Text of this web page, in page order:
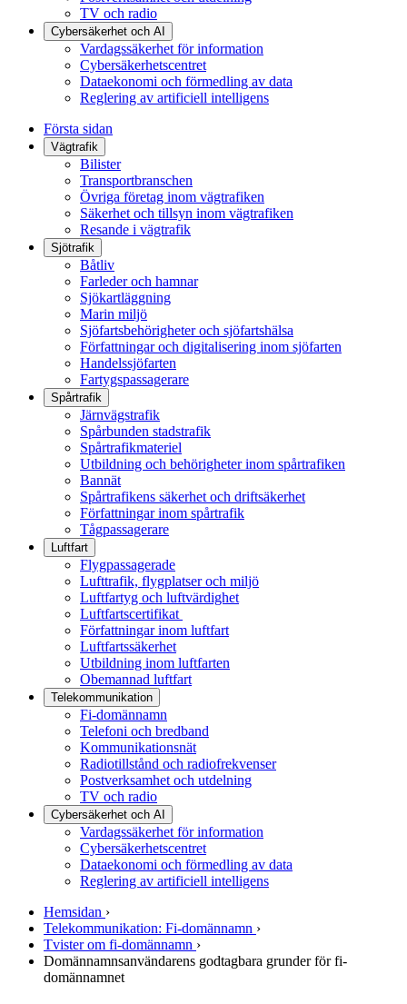
TV och radio
Cybersäkerhet och AI
Vardagssäkerhet för information
Cybersäkerhetscentret
Dataekonomi och förmedling av data
Reglering av artificiell intelligens
Första sidan
Vägtrafik
Bilister
Transportbranschen
Övriga företag inom vägtrafiken
Säkerhet och tillsyn inom vägtrafiken
Resande i vägtrafik
Sjötrafik
Båtliv
Farleder och hamnar
Sjökartläggning
Marin miljö
Sjöfartsbehörigheter och sjöfartshälsa
Författningar och digitalisering inom sjöfarten
Handelssjöfarten
Fartygspassagerare
Spårtrafik
Järnvägstrafik
Spårbunden stadstrafik
Spårtrafikmateriel
Utbildning och behörigheter inom spårtrafiken
Bannät
Spårtrafikens säkerhet och driftsäkerhet
Författningar inom spårtrafik
Tågpassagerare
Luftfart
Flygpassagerade
Lufttrafik, flygplatser och miljö
Luftfartyg och luftvärdighet
Luftfartscertifikat
Författningar inom luftfart
Luftfartssäkerhet
Utbildning inom luftfarten
Obemannad luftfart
Telekommunikation
Fi-domännamn
Telefoni och bredband
Kommunikationsnät
Radiotillstånd och radiofrekvenser
Postverksamhet och utdelning
TV och radio
Cybersäkerhet och AI
Vardagssäkerhet för information
Cybersäkerhetscentret
Dataekonomi och förmedling av data
Reglering av artificiell intelligens
Hemsidan ›
Telekommunikation: Fi-domännamn ›
Tvister om fi-domännamn ›
Domännamnsanvändarens godtagbara grunder för fi-
domännamnet